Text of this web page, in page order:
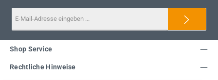
Shop Service
Rechtliche Hinweise